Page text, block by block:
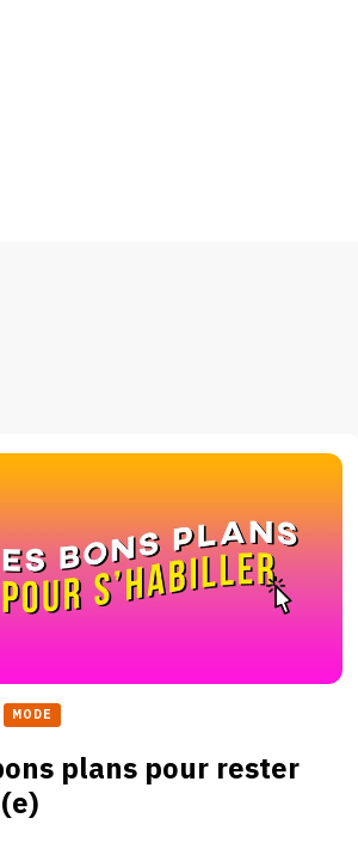
MODE
plans pour rester